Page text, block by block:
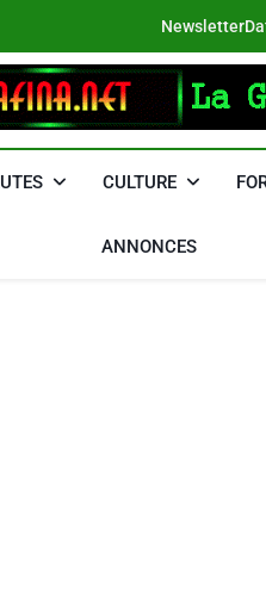
Newsletter
CULTURE
ANNONCES